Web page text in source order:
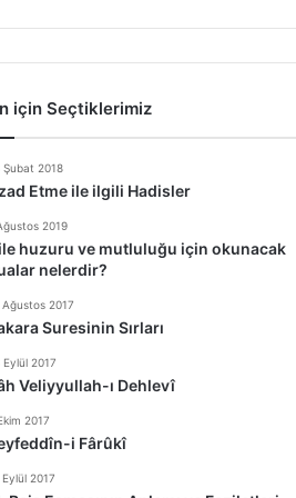
için Seçtiklerimiz
Şubat 2018
Etme ile ilgili Hadisler
2019
huzuru ve mutluluğu için okunacak
nelerdir?
Ağustos 2017
Suresinin Sırları
Eylül 2017
Veliyyullah-ı Dehlevî
2017
i Fârûkî
Eylül 2017